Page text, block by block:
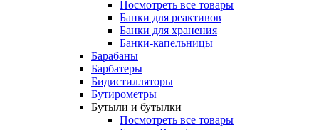
Посмотреть все товары
Банки для реактивов
Банки для хранения
Банки-капельницы
Барабаны
Барбатеры
Бидистилляторы
Бутирометры
Бутыли и бутылки
Посмотреть все товары